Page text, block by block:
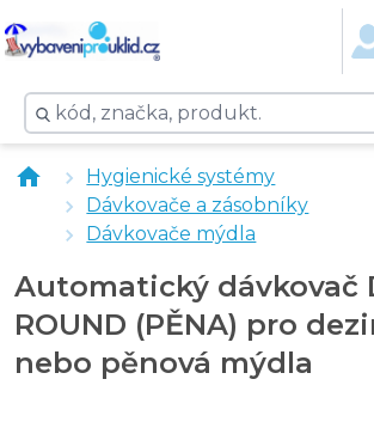
ISOLDA Violet energy pěnové mýdlo 5
CORMEN loketní dávkovač
Dávkovací pumpička
Hygienické systémy
Dávkovače a zásobníky
Dávkovače mýdla
Automatický dávkovač
ROUND (PĚNA) pro
nebo pěnová mýdla